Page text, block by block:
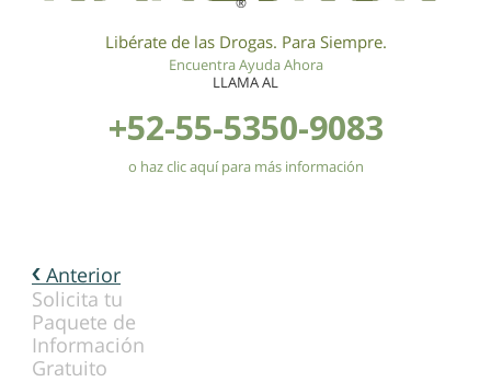
Libérate de las Drogas. Para Siempre.
Encuentra Ayuda Ahora
LLAMA AL
+52-55-5350-9083
o haz clic aquí para más información
Anterior
Solicita tu
Paquete de
Información
Gratuito